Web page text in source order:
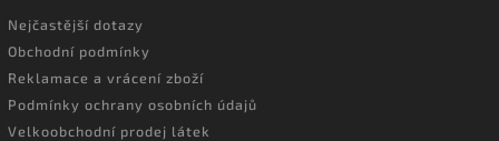
Nejčastější dotazy
Obchodní podmínky
Reklamace a vrácení zboží
Podmínky ochrany osobních údajů
Velkoobchodní prodej látek